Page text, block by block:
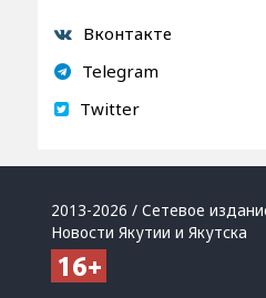
Вконтакте
Telegram
Twitter
2013-2026 / Сетевое
Новости Якутии и Якутска